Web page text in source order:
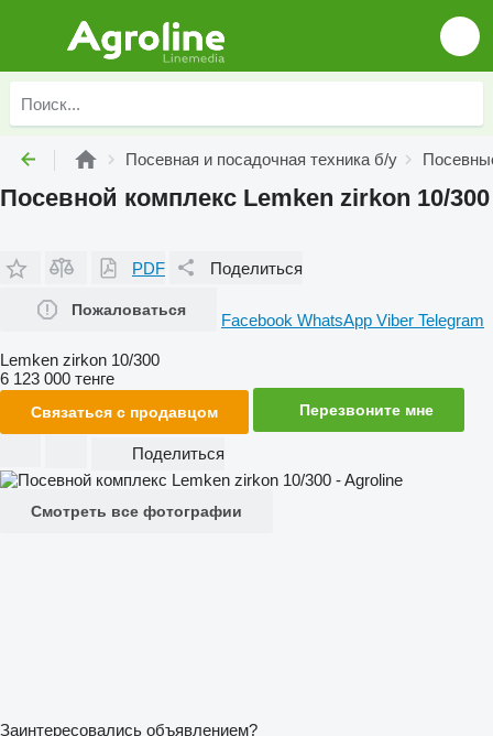
Посевная и посадочная техника б/у
Посевной комплекс Lemken zirkon 10/300
PDF Поделиться
Пожаловаться
Facebook WhatsApp Viber Telegram
Lemken zirkon 10/300
6 123 000 тенге
Связаться с продавцом Перезвоните мне
Поделиться
Смотреть все фотографии
Заинтересовались объявлением?